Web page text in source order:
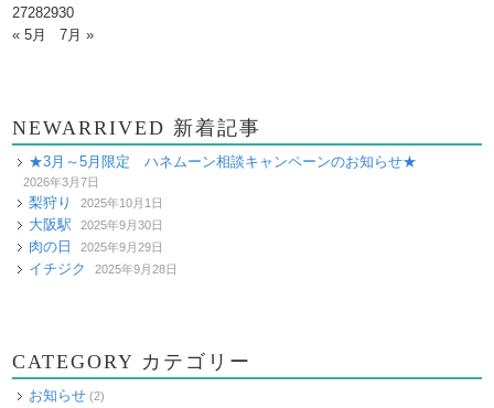
27282930
« 5月
7月 »
NEWARRIVED 新着記事
★3月～5月限定 ハネムーン相談キャンペーンのお知らせ★
2026年3月7日
梨狩り 2025年10月1日
大阪駅 2025年9月30日
肉の日 2025年9月29日
イチジク 2025年9月28日
CATEGORY カテゴリー
お知らせ (2)